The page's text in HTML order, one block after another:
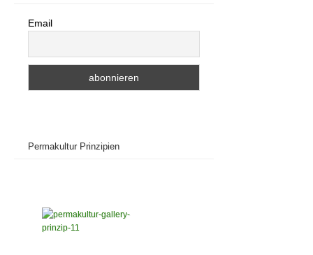
Email
Permakultur Prinzipien